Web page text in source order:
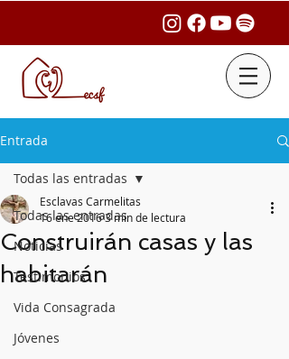
Entrada
Todas las entradas
Noticias
Testimonios
Vida Consagrada
Jóvenes
Todas las entradas
Construirán casas y las
habitarán
Esclavas Carmelitas
16 ene 20163 min de lectura